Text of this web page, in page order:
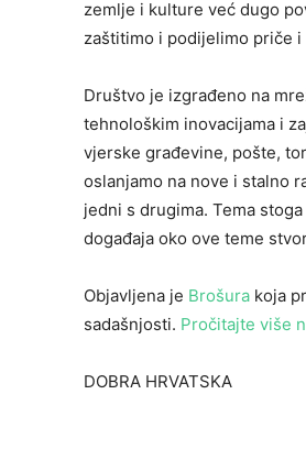
zemlje i kulture već dugo
zaštitimo i podijelimo priče
Društvo je izgrađeno na
tehnološkim inovacijama i
vjerske građevine, pošte,
oslanjamo na nove i stalno
jedni s drugima. Tema
događaja oko ove teme
Objavljena je Brošura koja
sadašnjosti. Pročitajte više
DOBRA HRVATSKA